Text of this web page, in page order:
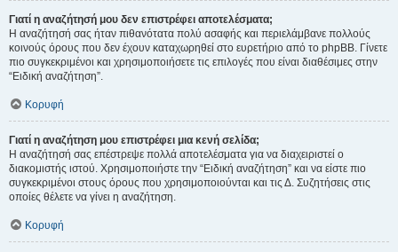
Γιατί η αναζήτησή μου δεν επιστρέφει αποτελέσματα;
Η αναζήτησή σας ήταν πιθανότατα πολύ ασαφής και περιελάμβανε πολλούς
κοινούς όρους που δεν έχουν καταχωρηθεί στο ευρετήριο από το phpBB. Γίνετε
πιο συγκεκριμένοι και χρησιμοποιήσετε τις επιλογές που είναι διαθέσιμες στην
“Ειδική αναζήτηση”.
Κορυφή
Γιατί η αναζήτηση μου επιστρέφει μια κενή σελίδα;
Η αναζήτησή σας επέστρεψε πολλά αποτελέσματα για να διαχειριστεί ο
διακομιστής ιστού. Χρησιμοποιήστε την “Ειδική αναζήτηση” και να είστε πιο
συγκεκριμένοι στους όρους που χρησιμοποιούνται και τις Δ. Συζητήσεις στις
οποίες θέλετε να γίνει η αναζήτηση.
Κορυφή